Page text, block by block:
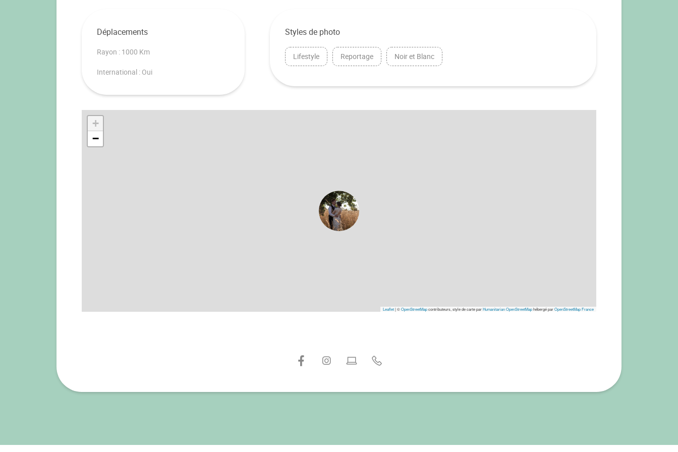
Déplacements
Rayon : 1000 Km
International : Oui
Styles de photo
Lifestyle Reportage Noir et Blanc
+
−
Leaflet|©OpenStreetMapcontributeurs, style de carte parHumanitarian OpenStreetMaphébergé parOpenStreetMap France